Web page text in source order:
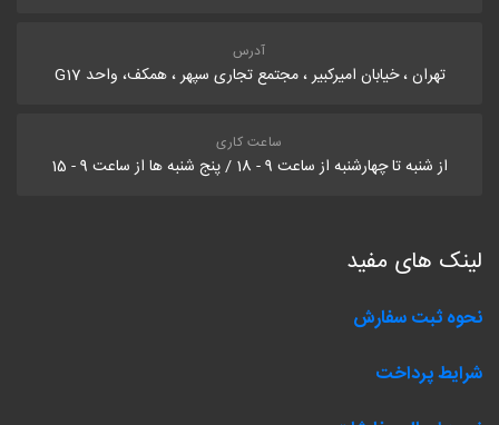
آدرس
تهران ، خیابان امیرکبیر ، مجتمع تجاری سپهر ، همکف، واحد G17
ساعت کاری
از شنبه تا چهارشنبه از ساعت 9 - 18 / پنج شنبه ها از ساعت 9 - 15
لینک های مفید
نحوه ثبت سفارش
شرایط پرداخت